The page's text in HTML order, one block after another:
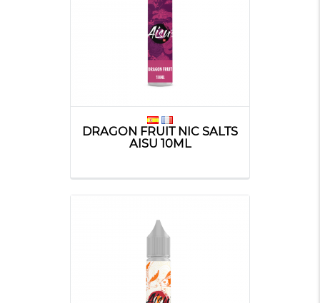
DRAGON FRUIT NIC SALTS
AISU 10ML